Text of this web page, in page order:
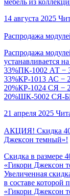
14 августа 2025
Распродажа
Распродажа
устанавливается
33%ПК-1002 АТ −
33%КР-1013 АС −
20%КР-1024 СЯ −
20%ШК-5002 СЯ-
21 апреля 2025
АКЦИЯ! Скидка
Джексон темный»!
Скидка в размере
«Гикори Джексон
Увеличенная
в составе
«Гикори Джексон